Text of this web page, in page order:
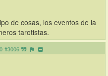
de cosas, los eventos de la
tarotistas.
#3006